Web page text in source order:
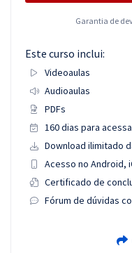
Garantia de
Este curso inclui:
Videoaulas
Audioaulas
PDFs
160 dias para
Download ilimitado
Acesso no Android,
Certificado de
Fórum de dúvidas